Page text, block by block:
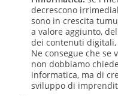
decrescono
sono in crescita
a valore aggiunto,
dei contenuti digitali,
Ne consegue che se
non dobbiamo
informatica, ma di
sviluppo di